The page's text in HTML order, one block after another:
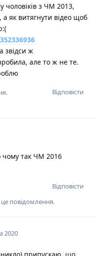
чоловіків з ЧМ 2013,
а як витягнути відео щоб
звідси ж
але то ж не те.
Відповісти
чому так ЧМ 2016
Відповісти
це повідомлення.
2020